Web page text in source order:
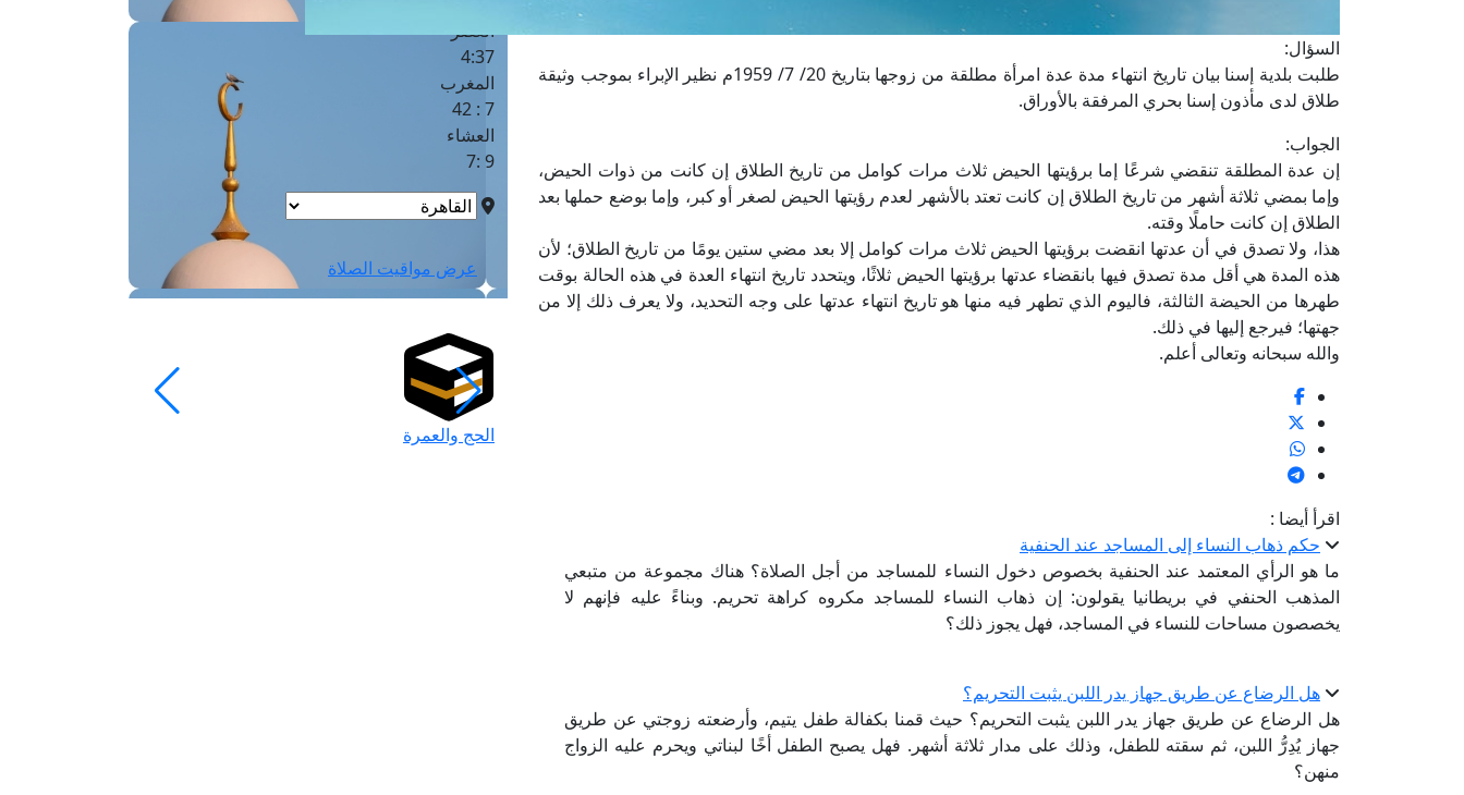
السؤال:
طلبت بلدية إسنا بيان تاريخ انتهاء مدة عدة امرأة مطلقة من زوجها بتاريخ 20/ 7/ 1959م نظير الإبراء بموجب وثيقة
طلاق لدى مأذون إسنا بحري المرفقة بالأوراق.
الجواب:
إن عدة المطلقة تنقضي شرعًا إما برؤيتها الحيض ثلاث مرات كوامل من تاريخ الطلاق إن كانت من ذوات الحيض،
وإما بمضي ثلاثة أشهر من تاريخ الطلاق إن كانت تعتد بالأشهر لعدم رؤيتها الحيض لصغر أو كبر، وإما بوضع حملها بعد
الطلاق إن كانت حاملًا وقته.
هذا، ولا تصدق في أن عدتها انقضت برؤيتها الحيض ثلاث مرات كوامل إلا بعد مضي ستين يومًا من تاريخ الطلاق؛ لأن
هذه المدة هي أقل مدة تصدق فيها بانقضاء عدتها برؤيتها الحيض ثلاثًا، ويتحدد تاريخ انتهاء العدة في هذه الحالة بوقت
طهرها من الحيضة الثالثة، فاليوم الذي تطهر فيه منها هو تاريخ انتهاء عدتها على وجه التحديد، ولا يعرف ذلك إلا من
جهتها؛ فيرجع إليها في ذلك.
والله سبحانه وتعالى أعلم.
اقرأ أيضا :
حكم ذهاب النساء إلى المساجد عند الحنفية
ما هو الرأي المعتمد عند الحنفية بخصوص دخول النساء للمساجد من أجل الصلاة؟ هناك مجموعة من متبعي
المذهب الحنفي في بريطانيا يقولون: إن ذهاب النساء للمساجد مكروه كراهة تحريم. وبناءً عليه فإنهم لا
يخصصون مساحات للنساء في المساجد، فهل يجوز ذلك؟
هل الرضاع عن طريق جهاز يدر اللبن يثبت التحريم؟
هل الرضاع عن طريق جهاز يدر اللبن يثبت التحريم؟ حيث قمنا بكفالة طفل يتيم، وأرضعته زوجتي عن طريق
جهاز يُدِرُّ اللبن، ثم سقته للطفل، وذلك على مدار ثلاثة أشهر. فهل يصبح الطفل أخًا لبناتي ويحرم عليه الزواج
منهن؟
العصر
4:37
المغرب
7 : 42
العشاء
9 :7
عرض مواقيت الصلاة
الحج والعمرة